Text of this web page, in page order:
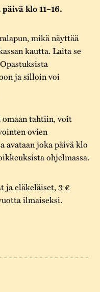
Vaellusreitti
Kestävä kehitys
Turvallisuus
Varaa tilat
Rakennukset
Rakennusperintö
Museokokoelmat
Museopedagogiikka
Projektit
Markkinat
Vuosikertomukset
Vuoden Gunnar
klo 11–16.
mikä näyttää
kautta. Laita se
ja silloin voi
tahtiin, voit
ovien
avataan joka päivä klo
ohjelmassa.
ja eläkeläiset, 3 €
ilmaiseksi.